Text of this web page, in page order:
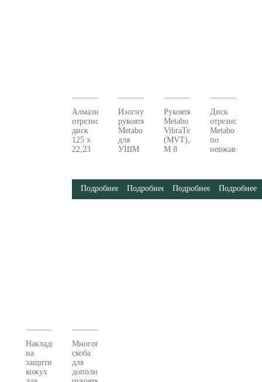
Алмазный
отрезной
диск
125 x
22,23
универсальный
«professional»
Подробнее
Изогнутая
рукоятка
Metabo
для
УШМ
Подробнее
Рукоятка
Metabo
VibraTech
(MVT),
M 8
Подробнее
Диск
отрезной
Metabo
по
нержавеющей
616220000
Подробнее
Накладка
на
защитный
кожух
Многопозиционная
скоба
для
дополнительной